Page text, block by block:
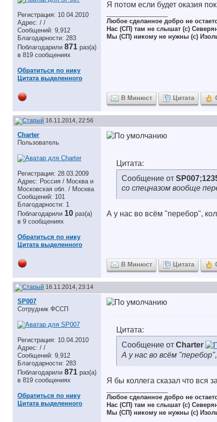
Регистрация: 10.04.2010
Адрес: / /
Сообщений: 9,912
Благодарности: 283
Поблагодарили 871 раз(а)
в 819 сообщениях
Обратиться по нику
Цитата выделенного
Я потом если будет оказия
Любое сделанное добро не
Нас (СП) там не слышат (с)
Мы (СП) никому не нужны (с)
В Минюст Цитата
16.11.2014, 22:56
Charter
Пользователь
Регистрация: 28.03.2009
Адрес: Россия / Москва и
Московская обл. / Москва
Сообщений: 101
Благодарности: 1
Поблагодарили 10 раз(а)
в 9 сообщениях
Обратиться по нику
Цитата выделенного
Цитата:
Сообщение от
со спецназом вообще
А у нас во всём "перебор",
В Минюст Цитата
16.11.2014, 23:14
SP007
Сотрудник ФССП
Регистрация: 10.04.2010
Адрес: / /
Сообщений: 9,912
Благодарности: 283
Поблагодарили 871 раз(а)
в 819 сообщениях
Обратиться по нику
Цитата выделенного
Цитата:
Сообщение от Charter
А у нас во всём
Я бы коллега сказал что вся
Любое сделанное добро не
Нас (СП) там не слышат (с)
Мы (СП) никому не нужны (с)